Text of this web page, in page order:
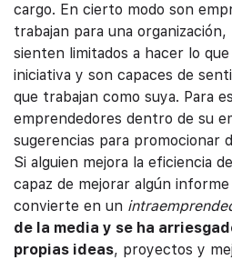
cargo. En cierto modo son
trabajan para una
sienten limitados a hacer lo
iniciativa y son capaces de
que trabajan como suya. Para
emprendedores dentro de su
sugerencias para promocionar
Si alguien mejora la eficiencia
capaz de mejorar algún
convierte en un
de la media y se ha
propias ideas, proyectos y